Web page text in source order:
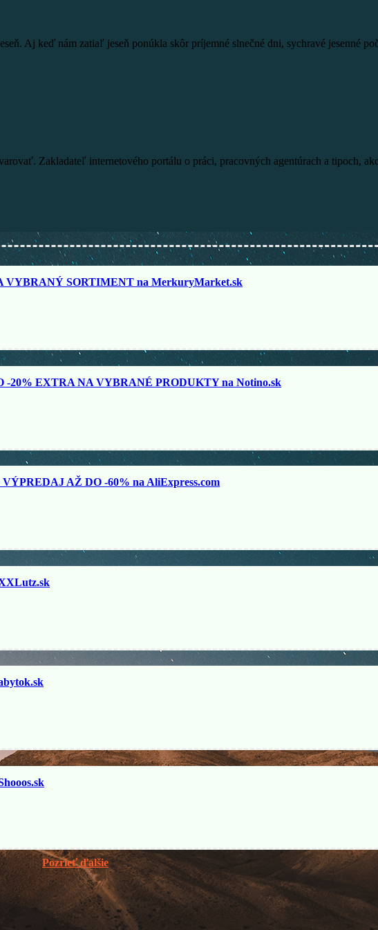
Aj keď nám zatiaľ jeseň ponúkla skôr príjemné slnečné dni, sychravé jesenné
Zakladateľ internetového portálu o práci, pracovných agentúrach a tipoch,
SORTIMENT na MerkuryMarket.sk
EXTRA NA VYBRANÉ PRODUKTY na Notino.sk
AŽ DO -60% na AliExpress.com
Pozrieť ďalšie